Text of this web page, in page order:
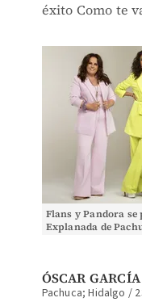
éxito Como te
Flans y Pandora
Explanada de
ÓSCAR GARCÍA
Pachuca; Hidalgo /